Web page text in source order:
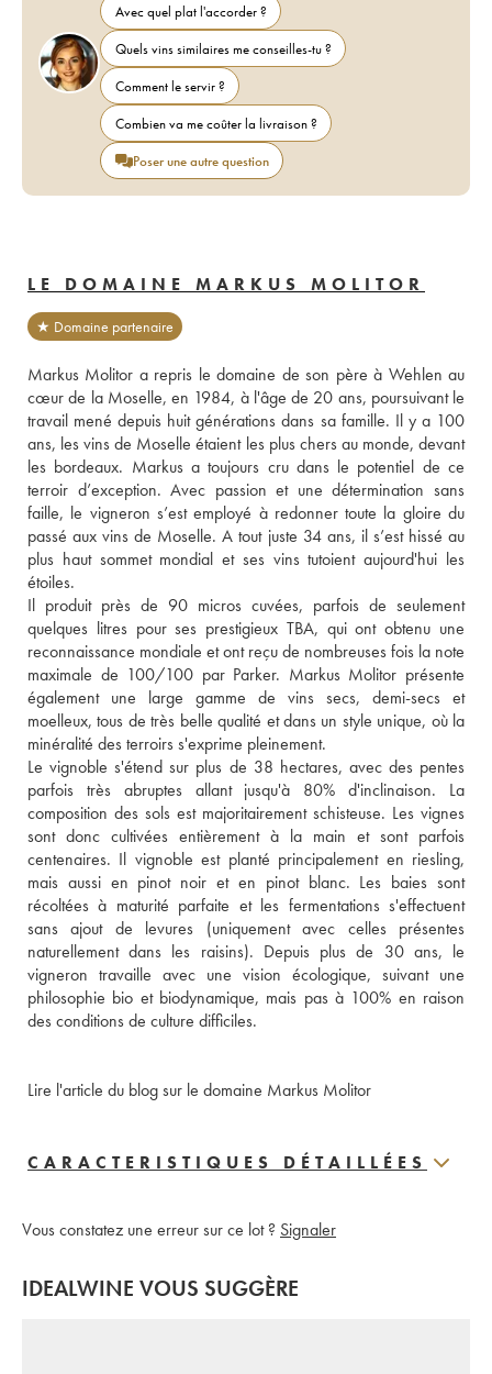
Avec quel plat l'accorder ?
Quels vins similaires me conseilles-tu ?
Comment le servir ?
Combien va me coûter la livraison ?
Poser une autre question
LE DOMAINE MARKUS MOLITOR
★ Domaine partenaire
Markus Molitor a repris le domaine de son père à Wehlen au
cœur de la Moselle, en 1984, à l'âge de 20 ans, poursuivant le
travail mené depuis huit générations dans sa famille. Il y a 100
ans, les vins de Moselle étaient les plus chers au monde, devant
les bordeaux. Markus a toujours cru dans le potentiel de ce
terroir d’exception. Avec passion et une détermination sans
faille, le vigneron s’est employé à redonner toute la gloire du
passé aux vins de Moselle. A tout juste 34 ans, il s’est hissé au
plus haut sommet mondial et ses vins tutoient aujourd'hui les
étoiles.
Il produit près de 90 micros cuvées, parfois de seulement
quelques litres pour ses prestigieux TBA, qui ont obtenu une
reconnaissance mondiale et ont reçu de nombreuses fois la note
maximale de 100/100 par Parker. Markus Molitor présente
également une large gamme de vins secs, demi-secs et
moelleux, tous de très belle qualité et dans un style unique, où la
minéralité des terroirs s'exprime pleinement.
Le vignoble s'étend sur plus de 38 hectares, avec des pentes
parfois très abruptes allant jusqu'à 80% d'inclinaison. La
composition des sols est majoritairement schisteuse. Les vignes
sont donc cultivées entièrement à la main et sont parfois
centenaires. Il vignoble est planté principalement en riesling,
mais aussi en pinot noir et en pinot blanc. Les baies sont
récoltées à maturité parfaite et les fermentations s'effectuent
sans ajout de levures (uniquement avec celles présentes
naturellement dans les raisins). Depuis plus de 30 ans, le
vigneron travaille avec une vision écologique, suivant une
philosophie bio et biodynamique, mais pas à 100% en raison
des conditions de culture difficiles.
Lire l'article du blog sur le domaine Markus Molitor
CARACTERISTIQUES DÉTAILLÉES
Vous constatez une erreur sur ce lot ? Signaler
IDEALWINE VOUS SUGGÈRE